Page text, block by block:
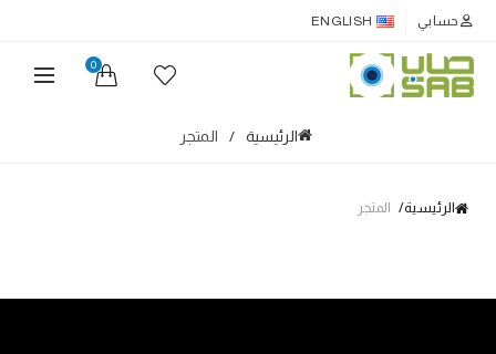
حسابي ENGLISH
0
الرئيسية المتجر
الرئيسية المتجر